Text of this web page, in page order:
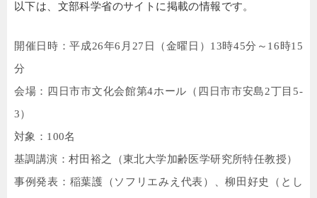
以下は、文部科学省のサイトに掲載の情報です。
開催日時：平成26年6 月 27 日（金曜日） 13時45分～ 16 時15
分
会場：四日市市文化会館第4ホール（四日市市安島2丁目 5-
3）
対象： 100名
基調講演：村田裕之（東北大学加齢医学研究所特任教授）
事例発表：稲葉護（ソフリエみえ代表）、柳田好史（とし